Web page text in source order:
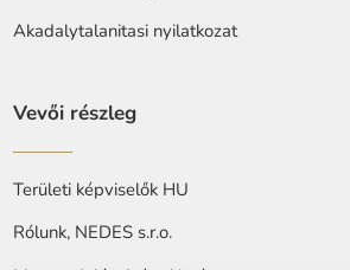
Akadalytalanitasi nyilatkozat
Vevői részleg
Területi képviselők HU
Rólunk, NEDES s.r.o.